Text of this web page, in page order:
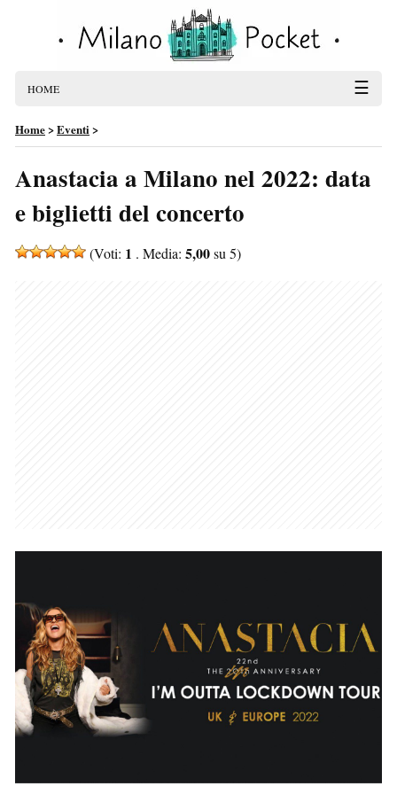
HOME ☰
Home>Eventi>
Anastacia a Milano nel 2022: data
e biglietti del concerto
(Voti: 1 . Media: 5,00su 5)